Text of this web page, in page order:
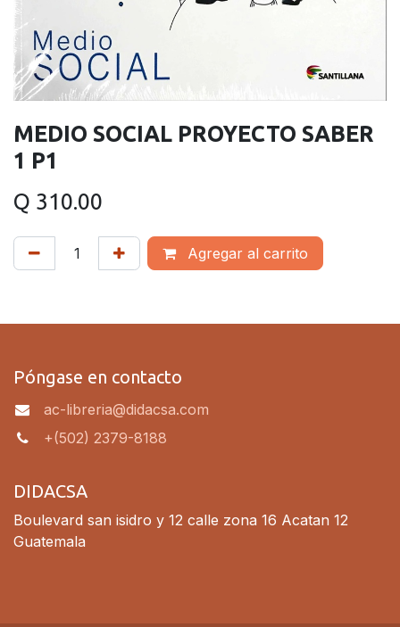
MEDIO SOCIAL PROYECTO SABER
1 P1
Q 310.00
Agregar al carrito
Póngase en contacto
ac-libreria@didacsa.com
+(502) 2379-8188
DIDACSA
Boulevard san isidro y 12 calle zona 16 Acatan 12
Guatemala